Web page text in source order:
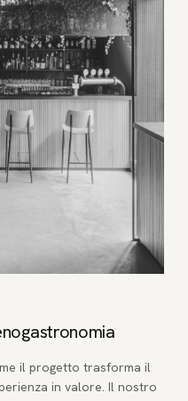
il progetto trasforma il
in valore. Il nostro